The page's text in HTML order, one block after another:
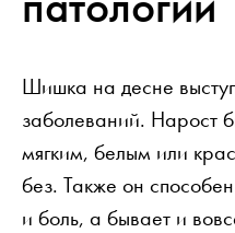
Шишка на десне
заболеваний. Нарост
мягким, белым или
без. Также он
и боль, а бывает и